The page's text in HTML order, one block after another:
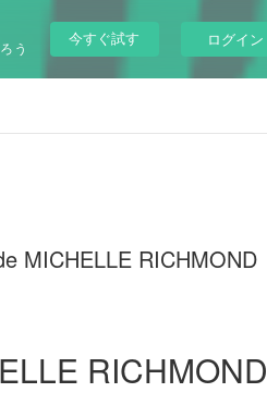
う
今すぐ試す ログイン
MICHELLE RICHMOND
RICHMOND